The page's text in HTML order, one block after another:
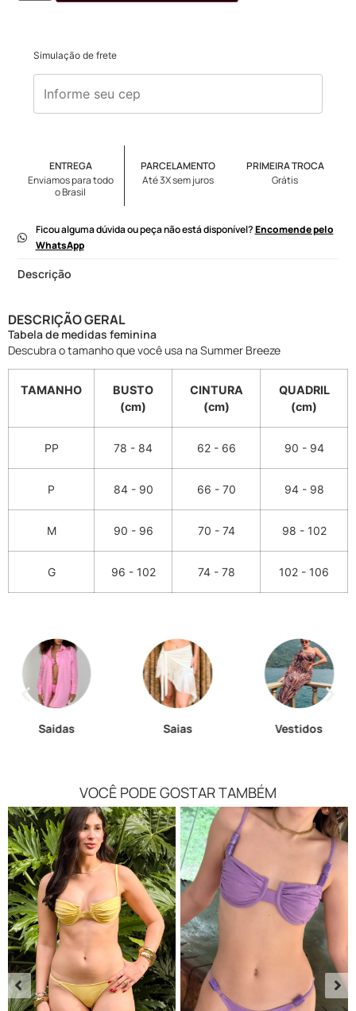
Simulação de frete
ENTREGA
Enviamos para todo
o Brasil
PARCELAMENTO
Até 3X sem juros
PRIMEIRA TROCA
Grátis
Ficou alguma dúvida ou peça não está disponível?Encomende pelo
WhatsApp
Descrição
DESCRIÇÃO GERAL
Tabela de medidas feminina
Descubra o tamanho que você usa na Summer Breeze
TAMANHO
BUSTO
(cm)
CINTURA
(cm)
QUADRIL
(cm)
PP 78 - 84 62 - 66 90 - 94
P 84 - 90 66 - 70 94 - 98
M 90 - 96 70 - 74 98 - 102
G 96 - 102 74 - 78 102 - 106
Saidas Saias Vestidos
VOCÊ PODE GOSTAR TAMBÉM